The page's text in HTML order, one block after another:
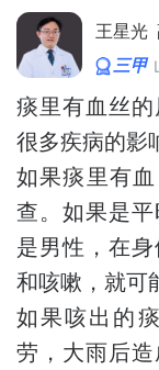
王星光
三甲
痰里有血丝
很多疾病的影
如果痰里有
查。如果是
是男性，在
和咳嗽，就可
如果咳出的
劳，大雨后